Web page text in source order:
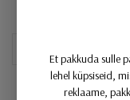
Et pakkuda sulle
lehel küpsiseid,
reklaame,